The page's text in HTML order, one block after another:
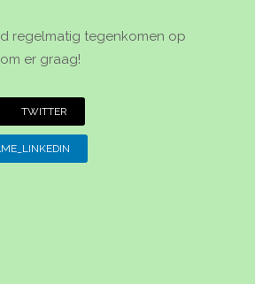
regelmatig tegenkomen op
er graag!
TWITTER